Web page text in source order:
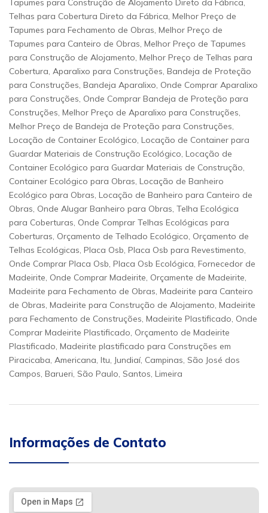
Tapumes para Construção de Alojamento Direto da Fábrica,
Telhas para Cobertura Direto da Fábrica, Melhor Preço de
Tapumes para Fechamento de Obras, Melhor Preço de
Tapumes para Canteiro de Obras, Melhor Preço de Tapumes
para Construção de Alojamento, Melhor Preço de Telhas para
Cobertura, Aparalixo para Construções, Bandeja de Proteção
para Construções, Bandeja Aparalixo, Onde Comprar Aparalixo
para Construções, Onde Comprar Bandeja de Proteção para
Construções, Melhor Preço de Aparalixo para Construções,
Melhor Preço de Bandeja de Proteção para Construções,
Locação de Container Ecológico, Locação de Container para
Guardar Materiais de Construção Ecológico, Locação de
Container Ecológico para Guardar Materiais de Construção,
Container Ecológico para Obras, Locação de Banheiro
Ecológico para Obras, Locação de Banheiro para Canteiro de
Obras, Onde Alugar Banheiro para Obras, Telha Ecológica
para Coberturas, Onde Comprar Telhas Ecológicas para
Coberturas, Orçamento de Telhado Ecológico, Orçamento de
Telhas Ecológicas, Placa Osb, Placa Osb para Revestimento,
Onde Comprar Placa Osb, Placa Osb Ecológica, Fornecedor de
Madeirite, Onde Comprar Madeirite, Orçamente de Madeirite,
Madeirite para Fechamento de Obras, Madeirite para Canteiro
de Obras, Madeirite para Construção de Alojamento, Madeirite
para Fechamento de Construções, Madeirite Plastificado, Onde
Comprar Madeirite Plastificado, Orçamento de Madeirite
Plastificado, Madeirite plastificado para Construções em
Piracicaba, Americana, Itu, Jundiaí, Campinas, São José dos
Campos, Barueri, São Paulo, Santos, Limeira
Informações de Contato